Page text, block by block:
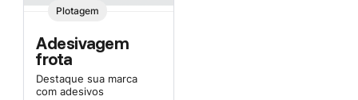
Plotagem
Adesivagem
frota
Destaque sua marca
com adesivos